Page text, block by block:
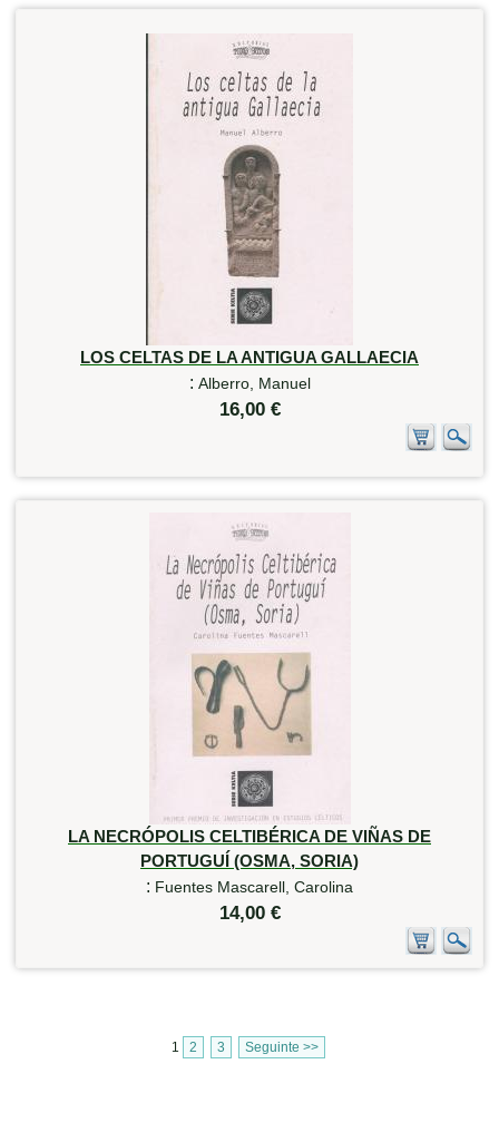
LOS CELTAS DE LA ANTIGUA GALLAECIA
: Alberro, Manuel
16,00 €
LA NECRÓPOLIS CELTIBÉRICA DE VIÑAS DE
PORTUGUÍ (OSMA, SORIA)
: Fuentes Mascarell, Carolina
14,00 €
1 2 3 Seguinte >>